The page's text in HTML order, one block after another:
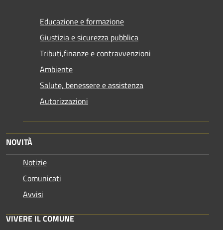
Educazione e formazione
Giustizia e sicurezza pubblica
Tributi,finanze e contravvenzioni
Ambiente
Salute, benessere e assistenza
Autorizzazioni
NOVITÀ
Notizie
Comunicati
Avvisi
VIVERE IL COMUNE